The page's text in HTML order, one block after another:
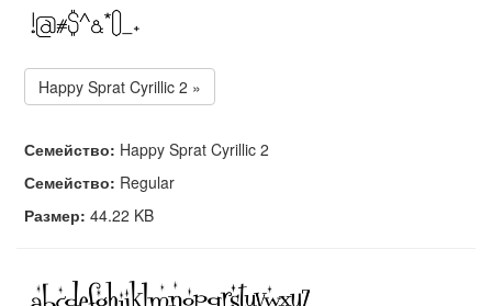
Happy Sprat Cyrillic 2 »
Семейство: Happy Sprat Cyrillic 2
Семейство: Regular
Размер: 44.22 KB